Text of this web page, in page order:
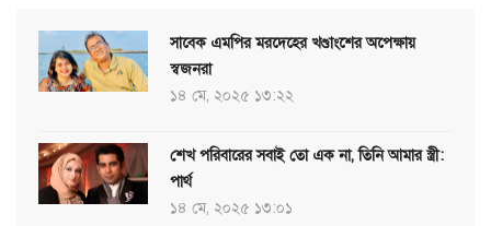
সাবেক এমপির মরদেহের খণ্ডাংশের অপেক্ষায়
স্বজনরা
১৪ মে, ২০২৫ ১৩:২২
শেখ পরিবারের সবাই তো এক না, তিনি আমার স্ত্রী:
পার্থ
১৪ মে, ২০২৫ ১৩:০১